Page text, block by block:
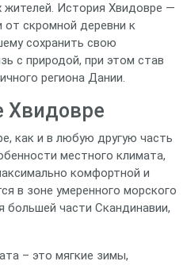
История Хвидовре —
скромной деревни к
сохранить свою
с природой, при этом став
региона Дании.
Хвидовре
как и в любую другую часть
местного климата,
комфортной и
в зоне умеренного морского
большей части Скандинавии,
– это мягкие зимы,